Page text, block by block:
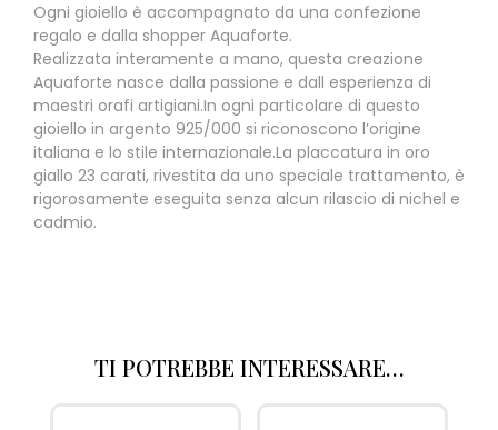
Ogni gioiello è accompagnato da una confezione
regalo e dalla shopper Aquaforte.
Realizzata interamente a mano, questa creazione
Aquaforte nasce dalla passione e dall esperienza di
maestri orafi artigiani.In ogni particolare di questo
gioiello in argento 925/000 si riconoscono l’origine
italiana e lo stile internazionale.La placcatura in oro
giallo 23 carati, rivestita da uno speciale trattamento, è
rigorosamente eseguita senza alcun rilascio di nichel e
cadmio.
TI POTREBBE INTERESSARE…